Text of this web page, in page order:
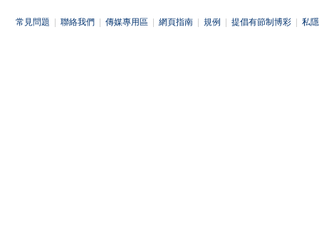
常見問題 聯絡我們 傳媒專用區 網頁指南 規例 提倡有節制博彩 私